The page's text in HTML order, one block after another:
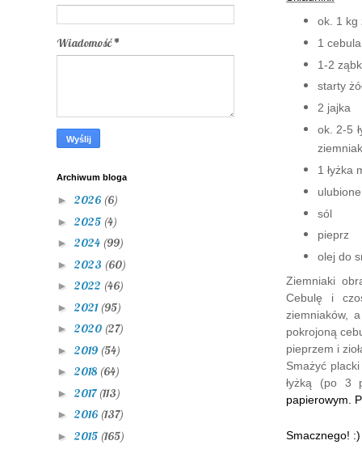
ok. 1 kg
1 cebula
1-2
starty
2 jajka
ok. 2-5
1 łyżka
sól
pieprz
olej do
Ziemniaki
Cebulę i
ziemniaków,
pokrojoną
pieprzem i
Smażyć
łyżką (po 3
papierowym.
Smacznego! :)
Wiadomość*
Archiwum bloga
► 2026 (6)
► 2025 (4)
► 2024 (99)
► 2023 (60)
► 2022 (46)
► 2021 (95)
► 2020 (27)
► 2019 (54)
► 2018 (64)
► 2017(113)
► 2016 (137)
► 2015 (165)